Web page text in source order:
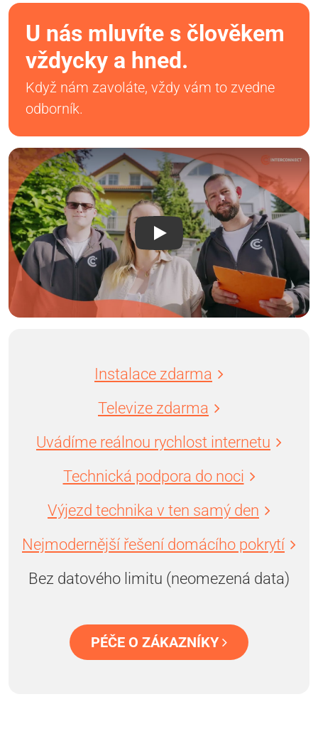
U nás mluvíte s člověkem
vždycky a hned.
Když nám zavoláte, vždy vám to zvedne
odborník.
Instalace zdarma
Televize zdarma
Uvádíme reálnou rychlost internetu
Technická podpora do noci
Výjezd technika v ten samý den
Nejmodernější řešení domácího pokrytí
Bez datového limitu (neomezená data)
PÉČE O ZÁKAZNÍKY